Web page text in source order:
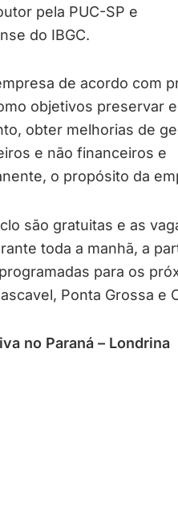
pela PUC-SP e
do IBGC.
de acordo com
objetivos preservar e
obter melhorias de
e não financeiros e
o propósito da
são gratuitas e as
toda a manhã, a
para os
Ponta Grossa e
no Paraná – Londrina